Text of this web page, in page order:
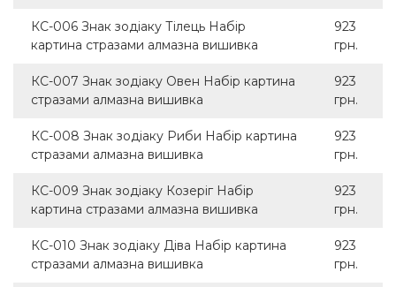
КС-006 Знак зодіаку Тілець Набір
картина стразами алмазна вишивка
923
грн.
КС-007 Знак зодіаку Овен Набір картина
стразами алмазна вишивка
923
грн.
КС-008 Знак зодіаку Риби Набір картина
стразами алмазна вишивка
923
грн.
КС-009 Знак зодіаку Козеріг Набір
картина стразами алмазна вишивка
923
грн.
КС-010 Знак зодіаку Діва Набір картина
стразами алмазна вишивка
923
грн.